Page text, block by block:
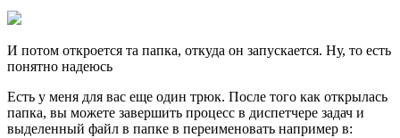
И потом откроется та папка, откуда он запускается. Ну, то есть
понятно надеюсь
Есть у меня для вас еще один трюк. После того как открылась
папка, вы можете завершить процесс в диспетчере задач и
выделенный файл в папке в переименовать например в: